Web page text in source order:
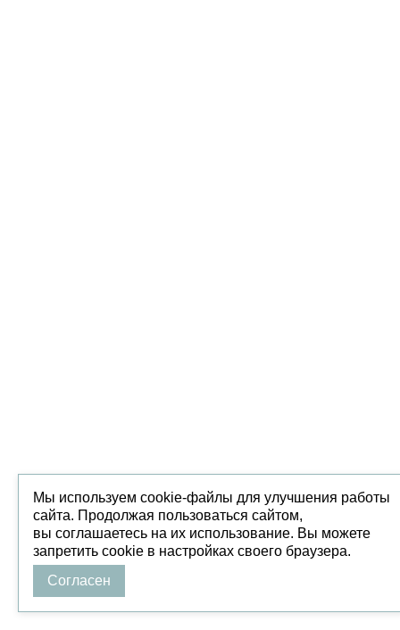
Мы используем cookie-файлы для улучшения работы
сайта. Продолжая пользоваться сайтом,
вы соглашаетесь на их использование. Вы можете
запретить cookie в настройках своего браузера.
Согласен